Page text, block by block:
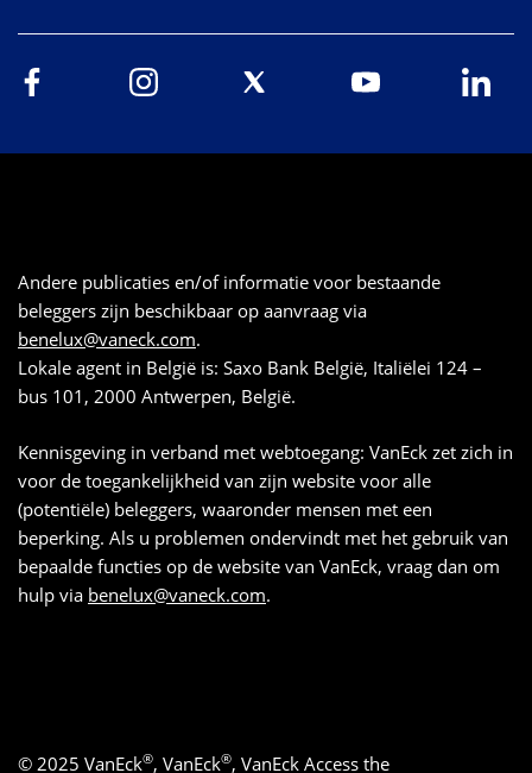
Andere publicaties en/of informatie voor bestaande
beleggers zijn beschikbaar op aanvraag via
benelux@vaneck.com.
Lokale agent in België is: Saxo Bank België, Italiëlei 124 –
bus 101, 2000 Antwerpen, België.
Kennisgeving in verband met webtoegang: VanEck zet zich in
voor de toegankelijkheid van zijn website voor alle
(potentiële) beleggers, waaronder mensen met een
beperking. Als u problemen ondervindt met het gebruik van
bepaalde functies op de website van VanEck, vraag dan om
hulp via benelux@vaneck.com.
© 2025 VanEck®, VanEck®, VanEck Access the